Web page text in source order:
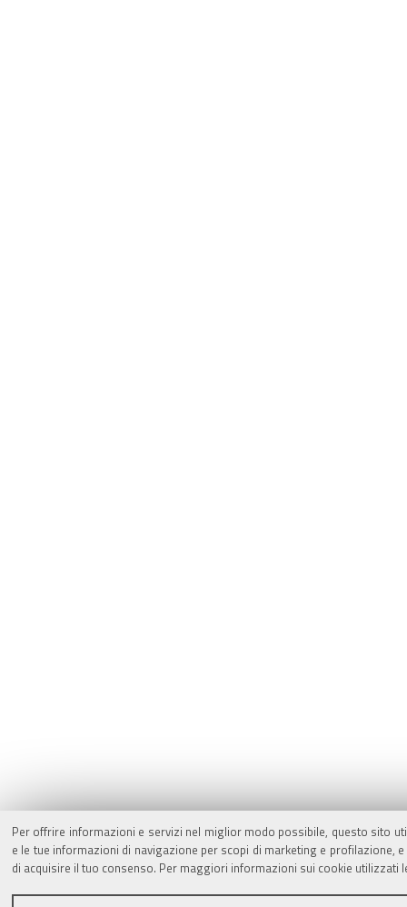
Per offrire informazioni e servizi nel miglior modo possibile, questo sito
e le tue informazioni di navigazione per scopi di marketing e
di acquisire il tuo consenso. Per maggiori informazioni sui cookie utilizzati